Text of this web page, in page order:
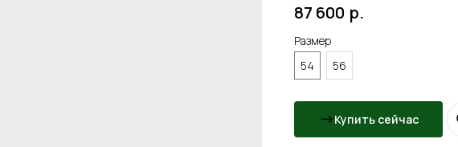
87 600 р.
Размер
54
56
Купить сейчас